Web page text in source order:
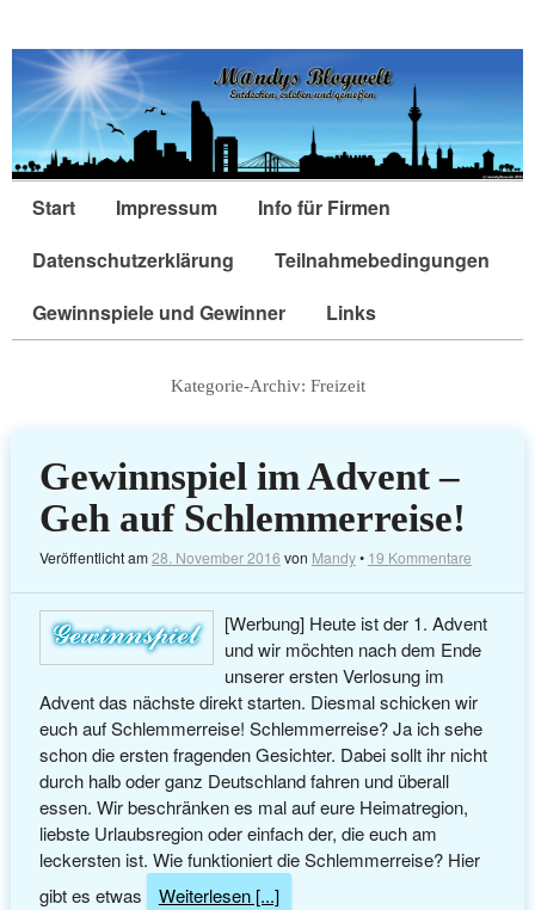
Start Impressum
Info für Firmen
Datenschutzerklärung
Teilnahmebedingungen
Gewinnspiele und Gewinner
Links
Kategorie-Archiv: Freizeit
Gewinnspiel im Advent –
Geh auf Schlemmerreise!
Veröffentlicht am28. November 2016 von Mandy• 19 Kommentare
[Werbung] Heute ist der 1. Advent
und wir möchten nach dem Ende
unserer ersten Verlosung im
Advent das nächste direkt starten. Diesmal schicken wir
euch auf Schlemmerreise! Schlemmerreise? Ja ich sehe
schon die ersten fragenden Gesichter. Dabei sollt ihr nicht
durch halb oder ganz Deutschland fahren und überall
essen. Wir beschränken es mal auf eure Heimatregion,
liebste Urlaubsregion oder einfach der, die euch am
leckersten ist. Wie funktioniert die Schlemmerreise? Hier
gibt es etwas
Weiterlesen [...]